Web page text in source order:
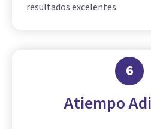
resultados excelentes.
6
Atiempo